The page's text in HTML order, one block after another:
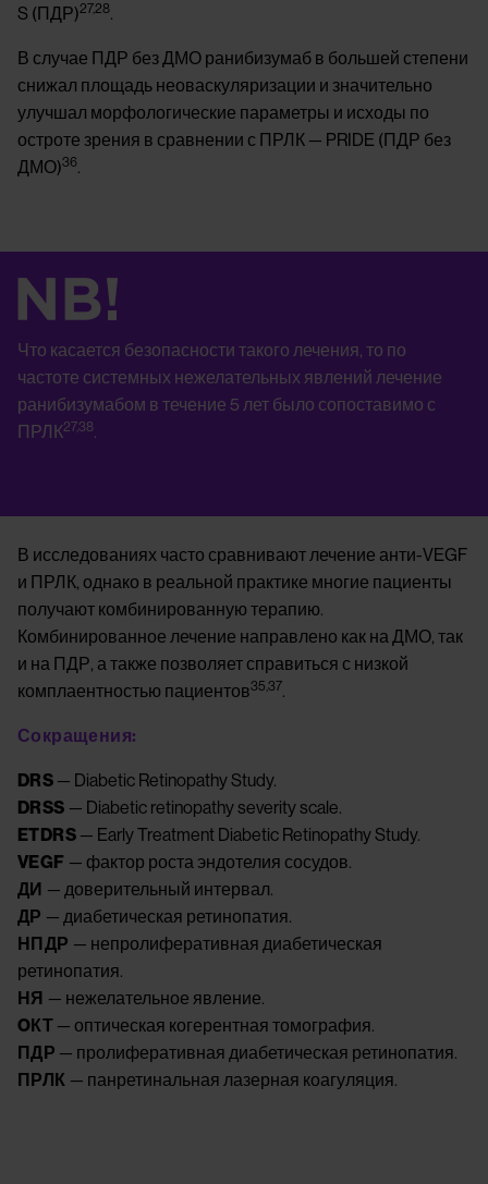
S (ПДР)27,28.
В случае ПДР без ДМО ранибизумаб в большей степени
снижал площадь неоваскуляризации и значительно
улучшал морфологические параметры и исходы по
остроте зрения в сравнении с ПРЛК — PRIDE (ПДР без
ДМО)36.
Image
Что касается безопасности такого лечения, то по
частоте системных нежелательных явлений лечение
ранибизумабом в течение 5 лет было сопоставимо с
ПРЛК27,38.
В исследованиях часто сравнивают лечение анти-VEGF
и ПРЛК, однако в реальной практике многие пациенты
получают комбинированную терапию.
Комбинированное лечение направлено как на ДМО, так
и на ПДР, а также позволяет справиться с низкой
комплаентностью пациентов35,37.
Сокращения:
DRS — Diabetic Retinopathy Study.
DRSS — Diabetic retinopathy severity scale.
ETDRS — Early Treatment Diabetic Retinopathy Study.
VEGF — фактор роста эндотелия сосудов.
ДИ — доверительный интервал.
ДР — диабетическая ретинопатия.
НПДР — непролиферативная диабетическая
ретинопатия.
НЯ — нежелательное явление.
OКТ — оптическая когерентная томография.
ПДР — пролиферативная диабетическая ретинопатия.
ПРЛК — панретинальная лазерная коагуляция.